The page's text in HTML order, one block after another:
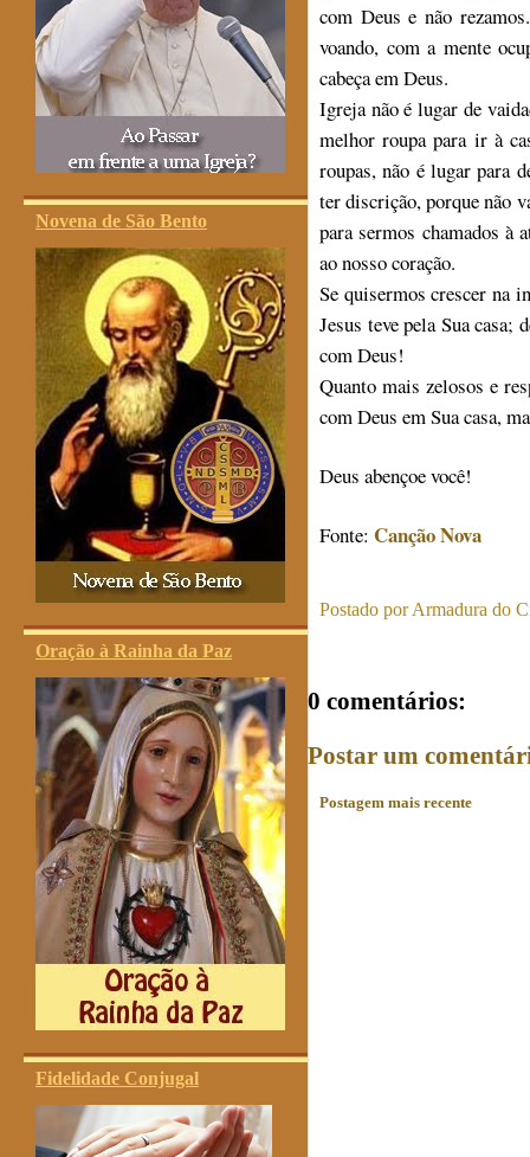
Novena de São Bento
Oração à Rainha da Paz
Fidelidade Conjugal
com Deus e não
voando, com a mente
cabeça em Deus.
Igreja não é lugar de
melhor roupa para ir à
roupas, não é lugar para
ter discrição, porque não
para sermos chamados à
ao nosso coração.
Se quisermos crescer na
Jesus teve pela Sua casa;
com Deus!
Quanto mais zelosos e
com Deus em Sua casa,
Deus abençoe você!
Fonte: Canção Nova
Postado porArmadura do
0 comentários:
Postar um
Postagem mais recente